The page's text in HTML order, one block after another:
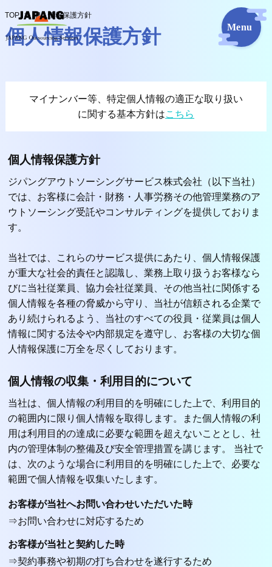
TOP 個人情報保護方針
個人情報保護方針
マイナンバー等、特定個人情報の適正な取り扱い
に関する基本方針はこちら
個人情報保護方針
ジパングアウトソーシングサービス株式会社（以下当社）
では、お客様に会計・財務・人事労務その他管理業務のア
ウトソーシング受託やコンサルティングを提供しておりま
す。
当社では、これらのサービス提供にあたり、個人情報保護
が重大な社会的責任と認識し、業務上取り扱うお客様なら
びに当社従業員、協力会社従業員、その他当社に関係する
個人情報を各種の脅威から守り、当社が信頼される企業で
あり続けられるよう、当社のすべての役員・従業員は個人
情報に関する法令や内部規定を遵守し、お客様の大切な個
人情報保護に万全を尽くしております。
個人情報の収集・利用目的について
当社は、個人情報の利用目的を明確にした上で、利用目的
の範囲内に限り個人情報を取得します。また個人情報の利
用は利用目的の達成に必要な範囲を超えないこととし、社
内の管理体制の整備及び安全管理措置を講じます。 当社で
は、次のような場合に利用目的を明確にした上で、必要な
範囲で個人情報を収集いたします。
お客様が当社へお問い合わせいただいた時
⇒お問い合わせに対応するため
お客様が当社と契約した時
⇒契約事務や初期の打ち合わせを遂行するため